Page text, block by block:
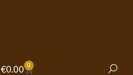
€0.00 0
Winkelwagen